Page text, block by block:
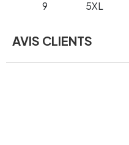
9 5XL
AVIS CLIENTS